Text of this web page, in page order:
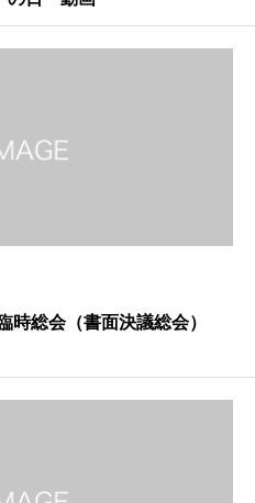
時総会（書面決議総会）